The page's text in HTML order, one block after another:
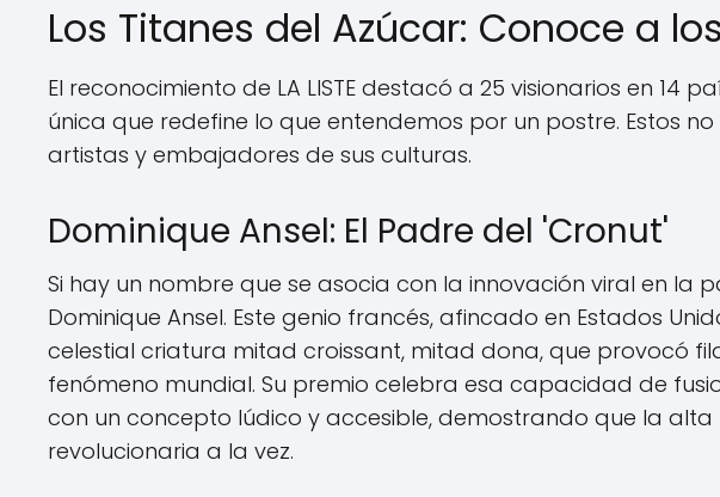
Los Titanes del Azúcar: Conoce a
El reconocimiento de LA LISTE destacó a 25 visionarios en 14
única que redefine lo que entendemos por un postre. Estos
artistas y embajadores de sus culturas.
Dominique Ansel: El Padre del 'Cronut'
Si hay un nombre que se asocia con la innovación viral en la
Dominique Ansel. Este genio francés, afincado en Estados
celestial criatura mitad croissant, mitad dona, que provocó
fenómeno mundial. Su premio celebra esa capacidad de
con un concepto lúdico y accesible, demostrando que la
revolucionaria a la vez.